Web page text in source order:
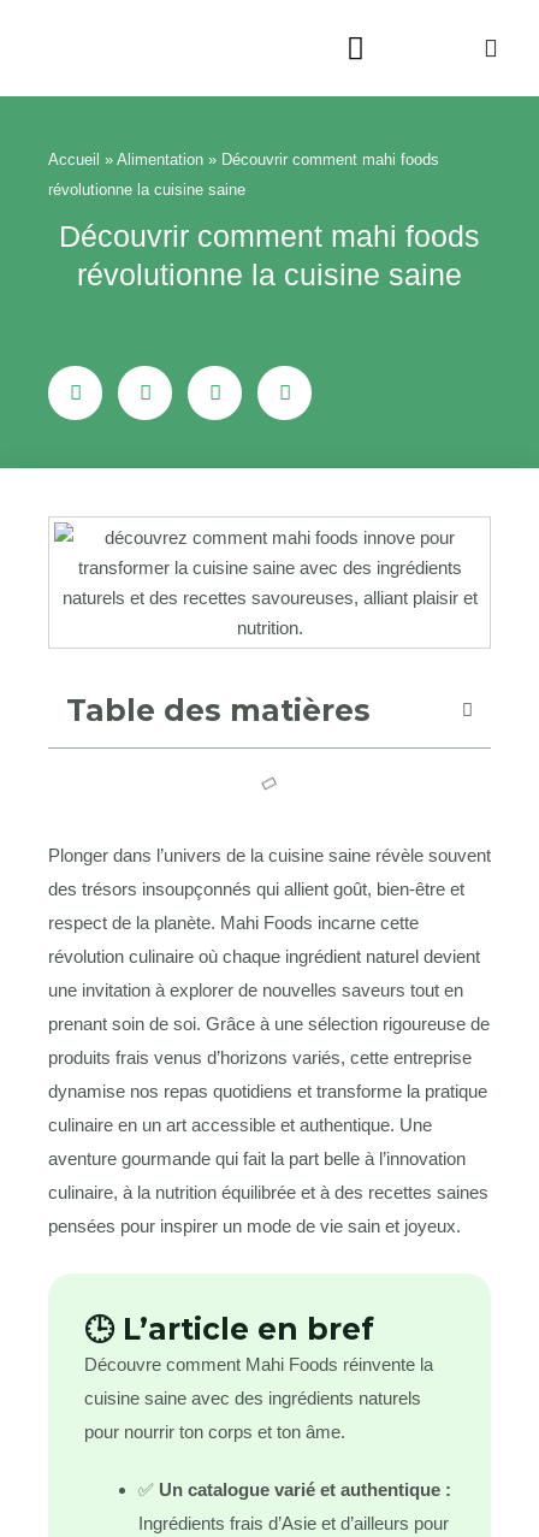
Accueil » Alimentation » Découvrir comment mahi foods
révolutionne la cuisine saine
Découvrir comment mahi foods
révolutionne la cuisine saine
Table des matières
Plonger dans l’univers de la cuisine saine révèle souvent
des trésors insoupçonnés qui allient goût, bien-être et
respect de la planète. Mahi Foods incarne cette
révolution culinaire où chaque ingrédient naturel devient
une invitation à explorer de nouvelles saveurs tout en
prenant soin de soi. Grâce à une sélection rigoureuse de
produits frais venus d’horizons variés, cette entreprise
dynamise nos repas quotidiens et transforme la pratique
culinaire en un art accessible et authentique. Une
aventure gourmande qui fait la part belle à l’innovation
culinaire, à la nutrition équilibrée et à des recettes saines
pensées pour inspirer un mode de vie sain et joyeux.
🕒 L’article en bref
Découvre comment Mahi Foods réinvente la
cuisine saine avec des ingrédients naturels
pour nourrir ton corps et ton âme.
✅ Un catalogue varié et authentique :
Ingrédients frais d’Asie et d’ailleurs pour